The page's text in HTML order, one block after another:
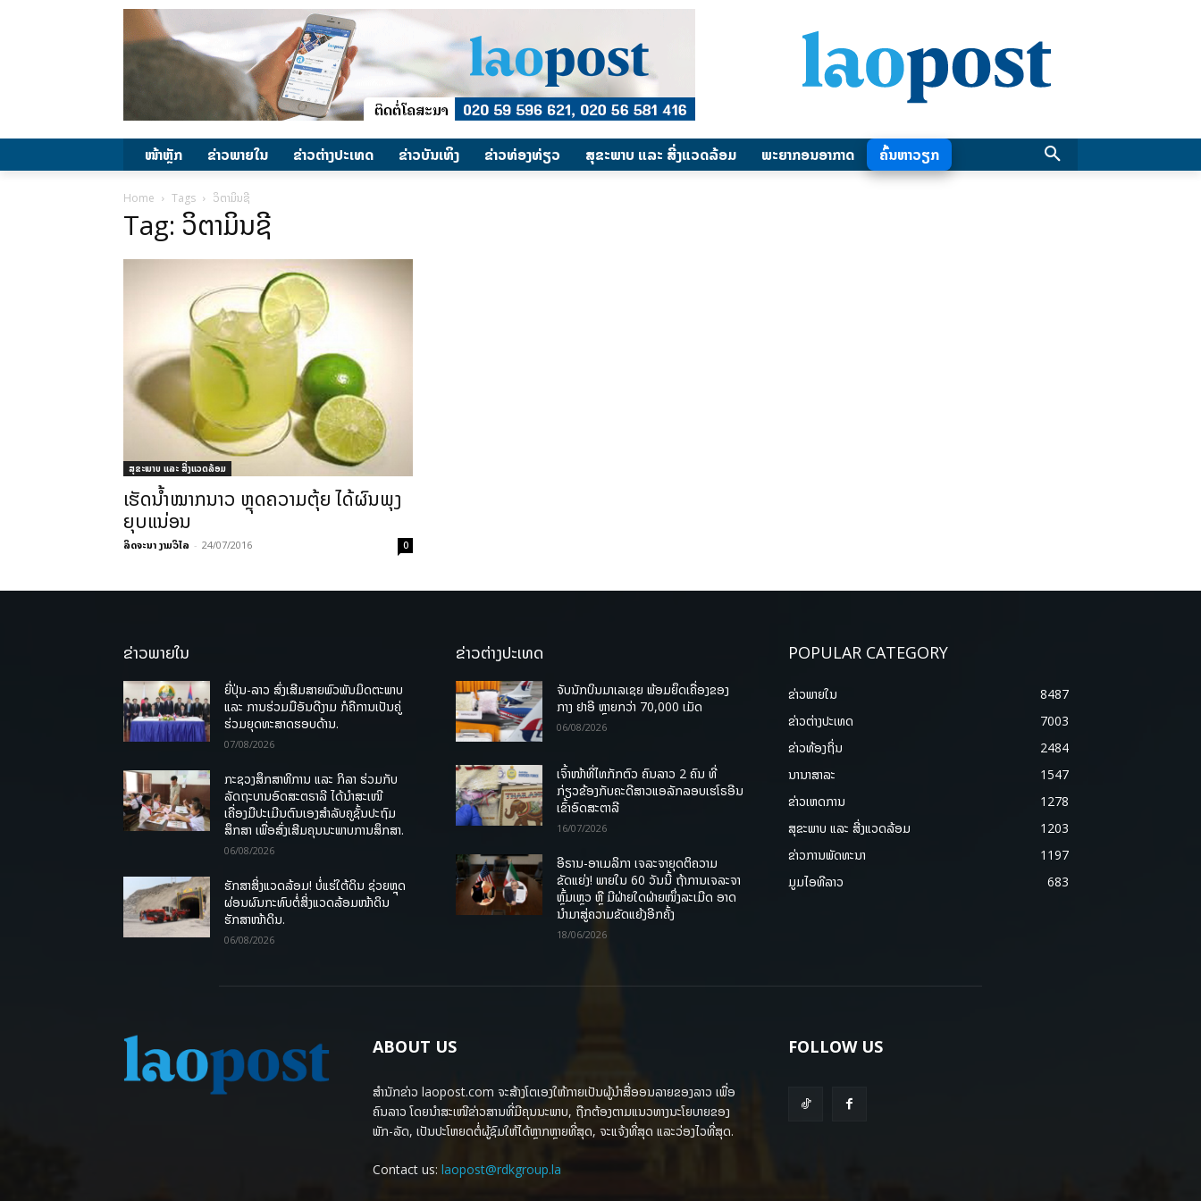
ໜ້າຫຼັກ ຂ່າວພາຍ​ໃນ ຂ່າວຕ່າງປະເທດ ​ຂ່າວບັນເທິງ ​ຂ່າວທ່ອງທ່ຽວ ສຸຂະພາບ ແລະ ສີ່ງແວດລ້ອມ ພະຍາກອນອາກາດ ຄົ້ນຫາວຽກ
Home Tags ວິຕາມິນຊີ
Tag: ວິຕາມິນຊີ
ສຸຂະພາບ ແລະ ສີ່ງແວດລ້ອມ
ເຮັດນ້ຳໝາກນາວ ຫຼຸດຄວາມຕຸ້ຍ ໄດ້ຜົນພຸງ
ຍຸບແນ່ອນ
ລິດຈະນາ ງາມວິໄລ - 24/07/2016 0
ຂ່າວພາຍໃນ
ຍີ່ປຸ່ນ-ລາວ ສົ່ງເສີມສາຍພົວພັນມິດຕະພາບ
ແລະ ການຮ່ວມມືອັນດີງາມ ກໍຄືການເປັນຄູ່
ຮ່ວມຍຸດທະສາດຮອບດ້ານ.
07/08/2026
ກະຊວງສຶກສາທິການ ແລະ ກິລາ ຮ່ວມກັບ
ລັດຖະບານອົດສະຕຣາລີ ໄດ້ນຳສະເໜີ
ເຄື່ອງມືປະເມີນຕົນເອງສຳລັບຄູຊັ້ນປະຖົມ
ສຶກສາ ເພື່ອສົ່ງເສີມຄຸນນະພາບການສຶກສາ.
06/08/2026
ຮັກສາສິ່ງແວດລ້ອມ! ບໍ່ແຮ່ໃຕ້ດິນ ຊ່ວຍຫຼຸດ
ຜ່ອນຜົນກະທົບຕໍ່ສິ່ງແວດລ້ອມໜ້າດິນ
ຮັກສາໜ້າດິນ.
06/08/2026
ຂ່າວຕ່າງປະເທດ
ຈັບນັກບິນມາເລເຊຍ ພ້ອມຍຶດເຄື່ອງຂອງ
ກາງ ຢາອີ ຫຼາຍກວ່າ 70,000 ເມັດ
06/08/2026
ເຈົ້າໜ້າທີ່ໄທກັກຕົວ ຄົນລາວ 2 ຄົນ ທີ່
ກ່ຽວຂ້ອງກັບຄະດີສາວແອລັກລອບເຮໂຣອີນ
ເຂົ້າອົດສະຕາລີ
16/07/2026
ອີຣານ-ອາເມລິກາ ເຈລະຈາຍຸດຕິຄວາມ
ຂັດແຍ່ງ! ພາຍໃນ 60 ວັນນີ້ ຖ້າການເຈລະຈາ
ຫຼົ້ມເຫຼວ ຫຼື ມີຝ່າຍໃດຝ່າຍໜຶ່ງລະເມີດ ອາດ
ນໍາມາສູ່ຄວາມຂັດແຍ້ງອີກຄັ້ງ
18/06/2026
POPULAR CATEGORY
ຂ່າວພາຍ​ໃນ
8487
ຂ່າວຕ່າງປະເທດ
7003
ຂ່າວທ້ອງຖິ່ນ
2484
ນານາສາລະ
1547
ຂ່າວເຫດການ
1278
ສຸຂະພາບ ແລະ ສີ່ງແວດລ້ອມ
1203
ຂ່າວການພັດທະນາ
1197
ມູມໄອທີລາວ
683
ABOUT US
ສຳນັກຂ່າວ laopost.com ຈະສ້າງໂຕເອງໃຫ້ກາຍເປັນຜູ້ນຳສື່ອອນລາຍຂອງລາວ ເພື່ອ
ຄົນລາວ ໂດຍນຳສະເໜີຂ່າວສານທີ່ມີຄຸນນະພາບ, ຖືກຕ້ອງຕາມແນວທາງນະໂຍບາຍຂອງ
ພັກ-ລັດ, ເປັນປະໂຫຍດຕໍ່ຜູ້ຊົມໃຫ້ໄດ້ຫຼາກຫຼາຍທີ່ສຸດ, ຈະແຈ້ງທີ່ສຸດ ແລະວ່ອງໄວທີ່ສຸດ.
Contact us: laopost@rdkgroup.la
FOLLOW US